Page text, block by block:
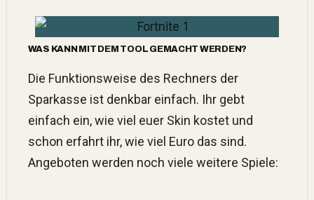
WAS KANN MIT DEM TOOL GEMACHT WERDEN?
Die Funktionsweise des Rechners der
Sparkasse ist denkbar einfach. Ihr gebt
einfach ein, wie viel euer Skin kostet und
schon erfahrt ihr, wie viel Euro das sind.
Angeboten werden noch viele weitere Spiele: